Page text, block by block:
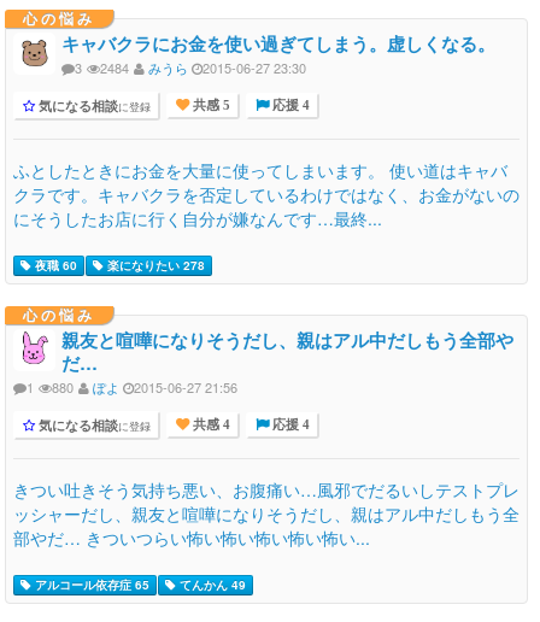
心の悩み
キャバクラにお金を使い過ぎてしまう。虚しくなる。
3 2484 みうら 2015-06-27 23:30
気になる相談に登録 共感 5 応援 4
ふとしたときにお金を大量に使ってしまいます。 使い道はキャバ
クラです。キャバクラを否定しているわけではなく、お金がないの
にそうしたお店に行く自分が嫌なんです…最終...
夜職 60 楽になりたい 278
心の悩み
親友と喧嘩になりそうだし、親はアル中だしもう全部や
だ…
1 880 ぽよ 2015-06-27 21:56
気になる相談に登録 共感 4 応援 4
きつい吐きそう気持ち悪い、お腹痛い…風邪でだるいしテストプレ
ッシャーだし、親友と喧嘩になりそうだし、親はアル中だしもう全
部やだ… きついつらい怖い怖い怖い怖い怖い...
アルコール依存症 65 てんかん 49